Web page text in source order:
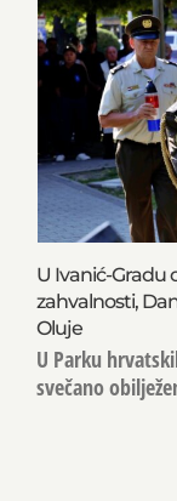
U Ivanić-Gradu
zahvalnosti,
Oluje
U Parku
svečano